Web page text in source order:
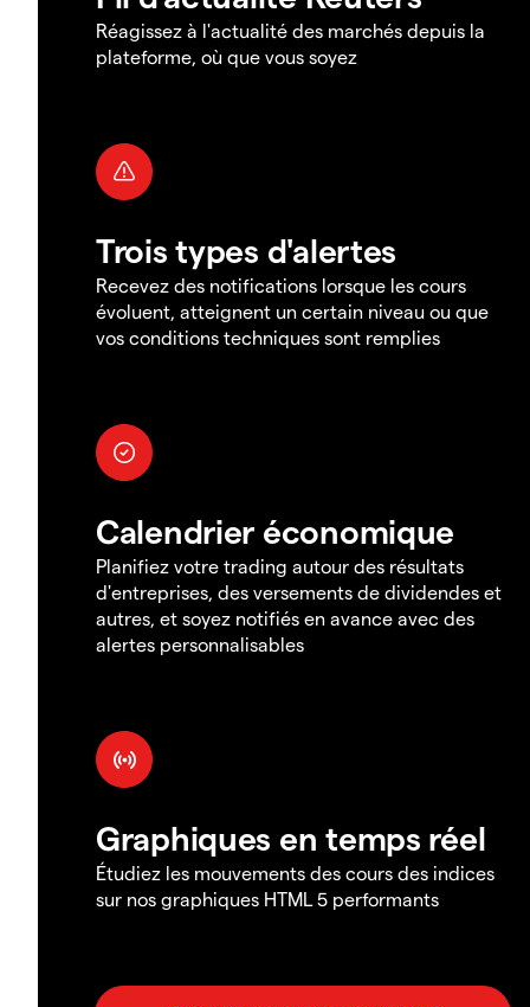
Réagissez à l'actualité des marchés depuis la
plateforme, où que vous soyez
Trois types d'alertes
Recevez des notifications lorsque les cours
évoluent, atteignent un certain niveau ou que
vos conditions techniques sont remplies
Calendrier économique
Planifiez votre trading autour des résultats
d'entreprises, des versements de dividendes et
autres, et soyez notifiés en avance avec des
alertes personnalisables
Graphiques en temps réel
Étudiez les mouvements des cours des indices
sur nos graphiques HTML 5 performants